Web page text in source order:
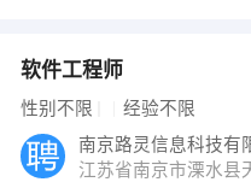
软件工程师
性别不限 经验不限
南京路灵信息科技有
江苏省南京市溧水县